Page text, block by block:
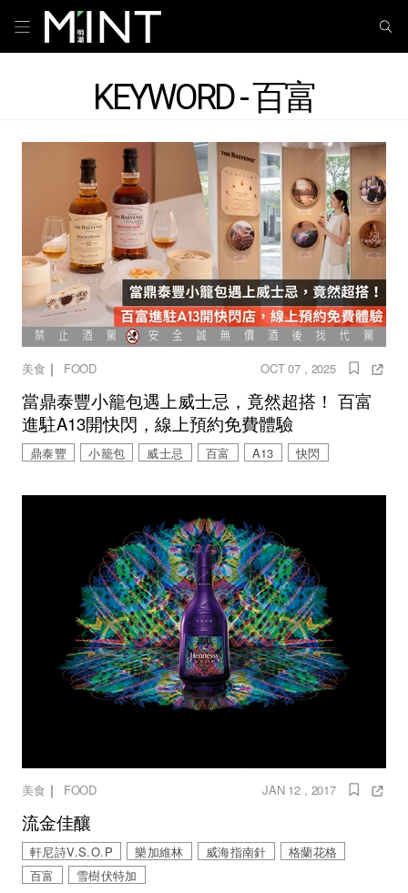
KEYWORD - 百富
美食 ｜ FOOD OCT 07 , 2025
當鼎泰豐小籠包遇上威士忌，竟然超搭！ 百富
進駐A13開快閃，線上預約免費體驗
鼎泰豐 小籠包 威士忌 百富 A13 快閃
美食 ｜ FOOD JAN 12 , 2017
流金佳釀
軒尼詩V.S.O.P 樂加維林 威海指南針
格蘭花格
百富
雪樹伏特加